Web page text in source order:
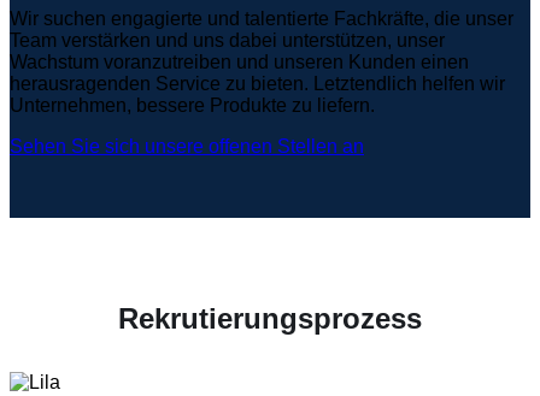
Wir suchen engagierte und talentierte Fachkräfte, die unser
Team verstärken und uns dabei unterstützen, unser
Wachstum voranzutreiben und unseren Kunden einen
herausragenden Service zu bieten. Letztendlich helfen wir
Unternehmen, bessere Produkte zu liefern.
Sehen Sie sich unsere offenen Stellen an
Rekrutierungsprozess